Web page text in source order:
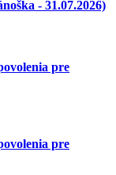
- 31.07.2026)
pre
pre